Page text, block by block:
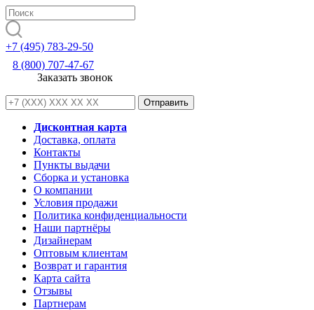
+7 (495) 783-29-50
8 (800) 707-47-67
Заказать звонок
Дисконтная карта
Доставка, оплата
Контакты
Пункты выдачи
Сборка и установка
О компании
Условия продажи
Политика конфиденциальности
Наши партнёры
Дизайнерам
Оптовым клиентам
Возврат и гарантия
Карта сайта
Отзывы
Партнерам